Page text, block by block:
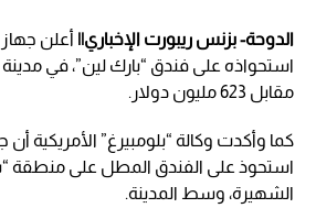
الدوحة- بزنس ريبورت الإخباري|| أعلن
استحواذه على فندق “بارك لين”، في مدينة
مقابل 623 مليون دولار.
كما وأكدت وكالة “بلومبيرغ” الأمريكية أن
استحوذ على الفندق المطل على منطقة
الشهيرة، وسط المدينة.